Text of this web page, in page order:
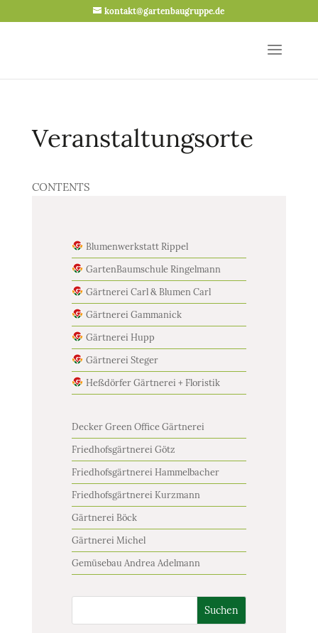
kontakt@gartenbaugruppe.de
Veranstaltungsorte
CONTENTS
Blumenwerkstatt Rippel
GartenBaumschule Ringelmann
Gärtnerei Carl & Blumen Carl
Gärtnerei Gammanick
Gärtnerei Hupp
Gärtnerei Steger
Heßdörfer Gärtnerei + Floristik
Decker Green Office Gärtnerei
Friedhofsgärtnerei Götz
Friedhofsgärtnerei Hammelbacher
Friedhofsgärtnerei Kurzmann
Gärtnerei Böck
Gärtnerei Michel
Gemüsebau Andrea Adelmann
Suchen